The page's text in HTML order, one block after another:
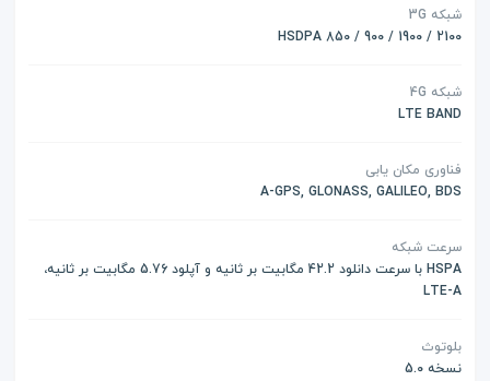
شبکه 3G
HSDPA 850 / 900 / 1900 / 2100
شبکه 4G
LTE BAND
فناوری مکان یابی
A-GPS, GLONASS, GALILEO, BDS
سرعت شبکه
HSPA با سرعت دانلود 42.2 مگابیت بر ثانیه و آپلود 5.76 مگابیت بر ثانیه،
LTE-A
بلوتوث
نسخه 5.0